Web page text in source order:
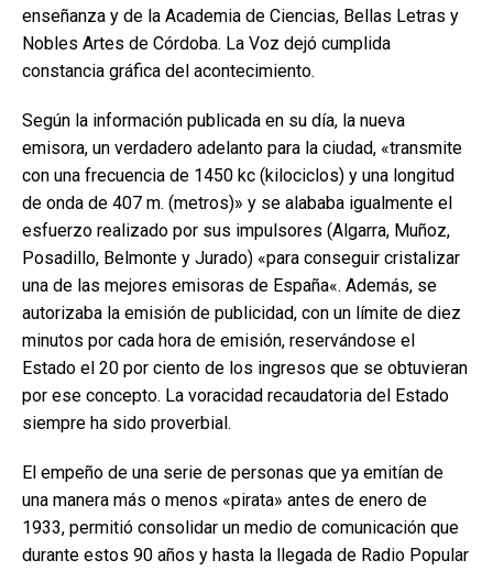
enseñanza y de la Academia de Ciencias, Bellas Letras y
Nobles Artes de Córdoba. La Voz dejó cumplida
constancia gráfica del acontecimiento.
Según la información publicada en su día, la nueva
emisora, un verdadero adelanto para la ciudad, «transmite
con una frecuencia de 1450 kc (kilociclos) y una longitud
de onda de 407 m. (metros)» y se alababa igualmente el
esfuerzo realizado por sus impulsores (Algarra, Muñoz,
Posadillo, Belmonte y Jurado) «para conseguir cristalizar
una de las mejores emisoras de España«. Además, se
autorizaba la emisión de publicidad, con un límite de diez
minutos por cada hora de emisión, reservándose el
Estado el 20 por ciento de los ingresos que se obtuvieran
por ese concepto. La voracidad recaudatoria del Estado
siempre ha sido proverbial.
El empeño de una serie de personas que ya emitían de
una manera más o menos «pirata» antes de enero de
1933, permitió consolidar un medio de comunicación que
durante estos 90 años y hasta la llegada de Radio Popular